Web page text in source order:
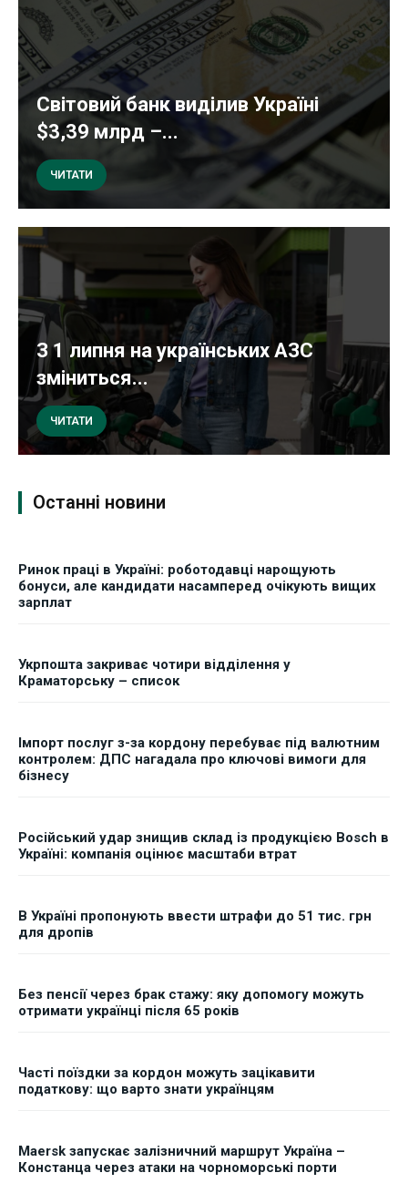
Світовий банк виділив Україні
$3,39 млрд –...
ЧИТАТИ
З 1 липня на українських АЗС
зміниться...
ЧИТАТИ
Останні новини
Ринок праці в Україні: роботодавці нарощують
бонуси, але кандидати насамперед очікують вищих
зарплат
Укрпошта закриває чотири відділення у
Краматорську – список
Імпорт послуг з-за кордону перебуває під валютним
контролем: ДПС нагадала про ключові вимоги для
бізнесу
Російський удар знищив склад із продукцією Bosch в
Україні: компанія оцінює масштаби втрат
В Україні пропонують ввести штрафи до 51 тис. грн
для дропів
Без пенсії через брак стажу: яку допомогу можуть
отримати українці після 65 років
Часті поїздки за кордон можуть зацікавити
податкову: що варто знати українцям
Maersk запускає залізничний маршрут Україна –
Констанца через атаки на чорноморські порти